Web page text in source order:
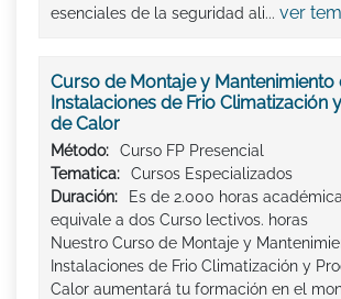
esenciales de la seguridad ali... ver
Curso de Montaje y Mantenimiento
Instalaciones de Frio Climatización
de Calor
Método:
Curso FP Presencial
Tematica:
Cursos Especializados
Duración:
Es de 2.000 horas
equivale a dos Curso lectivos. horas
Nuestro Curso de Montaje y
Instalaciones de Frio Climatización y
Calor aumentará tu formación en el